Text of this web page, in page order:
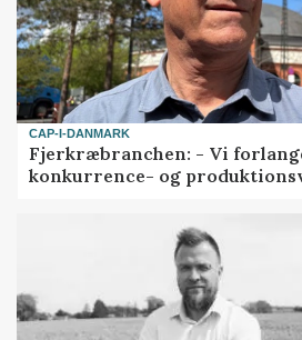
CAP-I-DANMARK
Fjerkræbranchen: - Vi
konkurrence- og